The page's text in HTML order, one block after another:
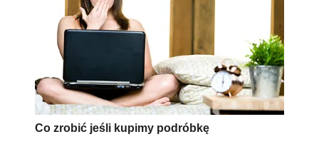
Co zrobić jeśli kupimy podróbkę